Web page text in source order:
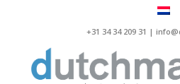
+31 34 34 209 31 |